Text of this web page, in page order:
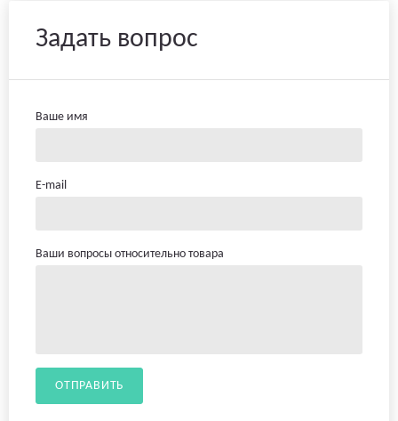
Задать вопрос
Ваше имя
E-mail
Ваши вопросы относительно товара
ОТПРАВИТЬ